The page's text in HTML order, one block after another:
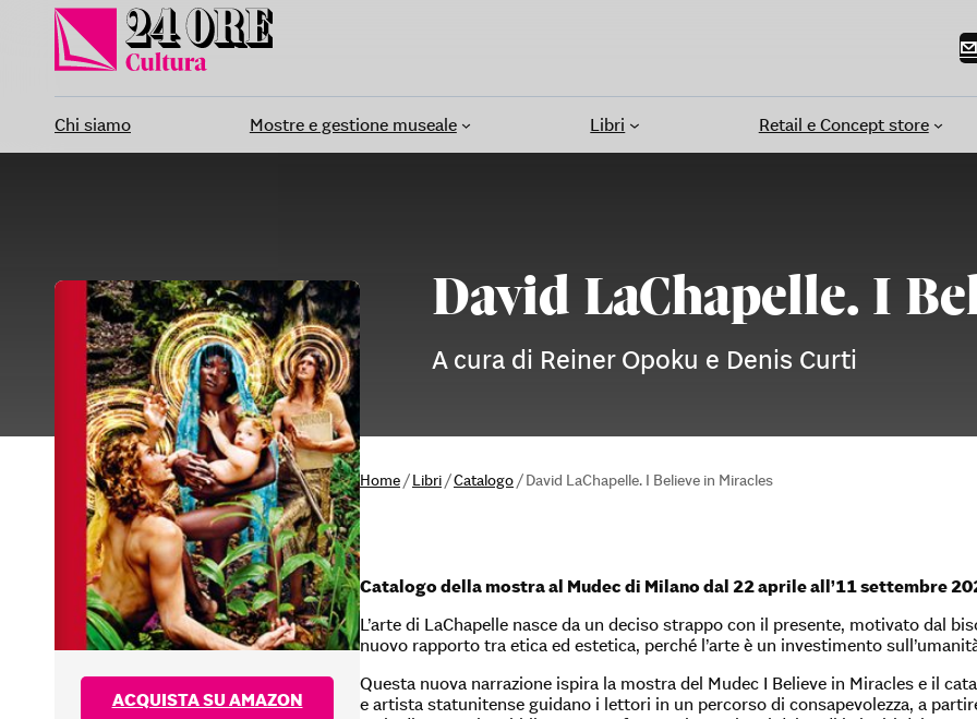
contenuto
Chi siamo Mostre e gestione museale Libri Retail e Concept store
David LaChapelle. I
A cura di Reiner Opoku e Denis Curti
ACQUISTA SU AMAZON
Home/Libri/Catalogo/David LaChapelle. I Believe in Miracles
Catalogo della mostra al Mudec di Milano dal 22 aprile all’11 settembre
L’arte di LaChapelle nasce da un deciso strappo con il presente, motivato dal
nuovo rapporto tra etica ed estetica, perché l’arte è un investimento
Questa nuova narrazione ispira la mostra del Mudec I Believe in Miracles e il
e artista statunitense guidano i lettori in un percorso di consapevolezza, a